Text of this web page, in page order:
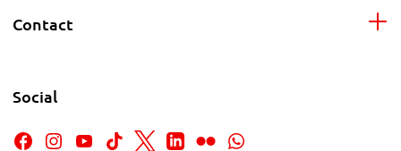
Contact
Social